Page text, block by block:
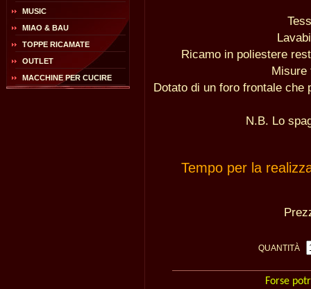
MUSIC
MIAO & BAU
TOPPE RICAMATE
OUTLET
MACCHINE PER CUCIRE
Ricamo in poliestere
Misure
Dotato di un foro frontale che
N.B. Lo
Tempo per la
QUANTITÀ
Forse